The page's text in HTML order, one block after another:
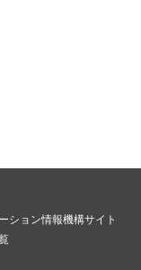
ション情報機構サイト